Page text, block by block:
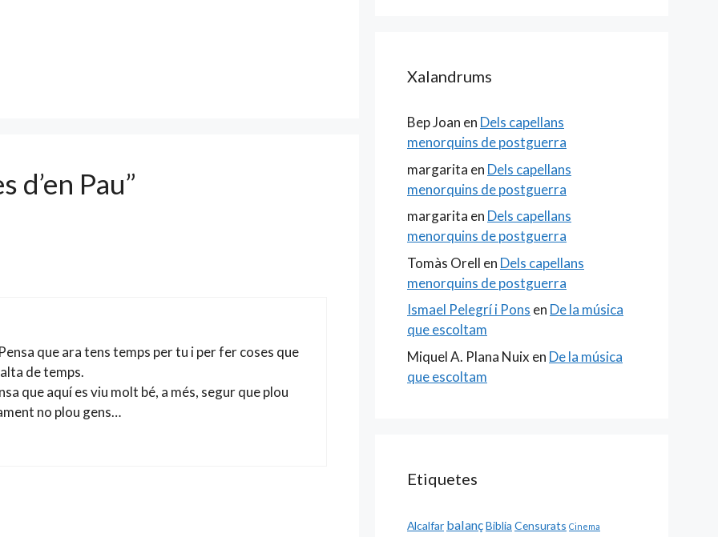
d’en Pau”
que ara tens temps per tu i per fer coses que
de temps.
que aquí es viu molt bé, a més, segur que plou
no plou gens…
Xalandrums
Bep Joan en Dels capellans
menorquins de postguerra
margarita en Dels capellans
menorquins de postguerra
margarita en Dels capellans
menorquins de postguerra
Tomàs Orell en Dels capellans
menorquins de postguerra
Ismael Pelegrí i Pons en De la música
que escoltam
Miquel A. Plana Nuix en De la música
que escoltam
Etiquetes
Alcalfar balançBiblia Censurats Cinema